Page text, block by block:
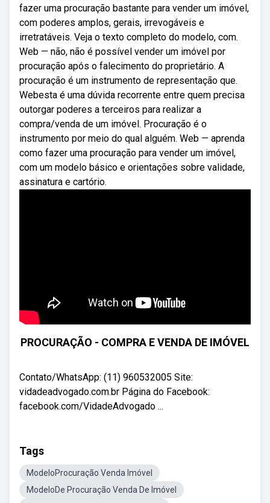
fazer uma procuração bastante para vender um imóvel,
com poderes amplos, gerais, irrevogáveis e
irretratáveis. Veja o texto completo do modelo, com.
Web — não, não é possível vender um imóvel por
procuração após o falecimento do proprietário. A
procuração é um instrumento de representação que.
Webesta é uma dúvida recorrente entre quem precisa
outorgar poderes a terceiros para realizar a
compra/venda de um imóvel. Procuração é o
instrumento por meio do qual alguém. Web — aprenda
como fazer uma procuração para vender um imóvel,
com um modelo básico e orientações sobre validade,
assinatura e cartório.
PROCURAÇÃO - COMPRA E VENDA DE IMÓVEL
Contato/WhatsApp: (11) 960532005 Site:
vidadeadvogado.com.br Página do Facebook:
facebook.com/VidadeAdvogado ...
Tags
ModeloProcuração Venda Imóvel
ModeloDe Procuração Venda De Imóvel